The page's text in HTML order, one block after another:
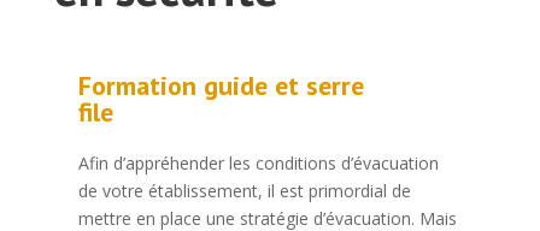
Formation guide et serre
file
Afin d’appréhender les conditions d’évacuation
de votre établissement, il est primordial de
mettre en place une stratégie d’évacuation. Mais